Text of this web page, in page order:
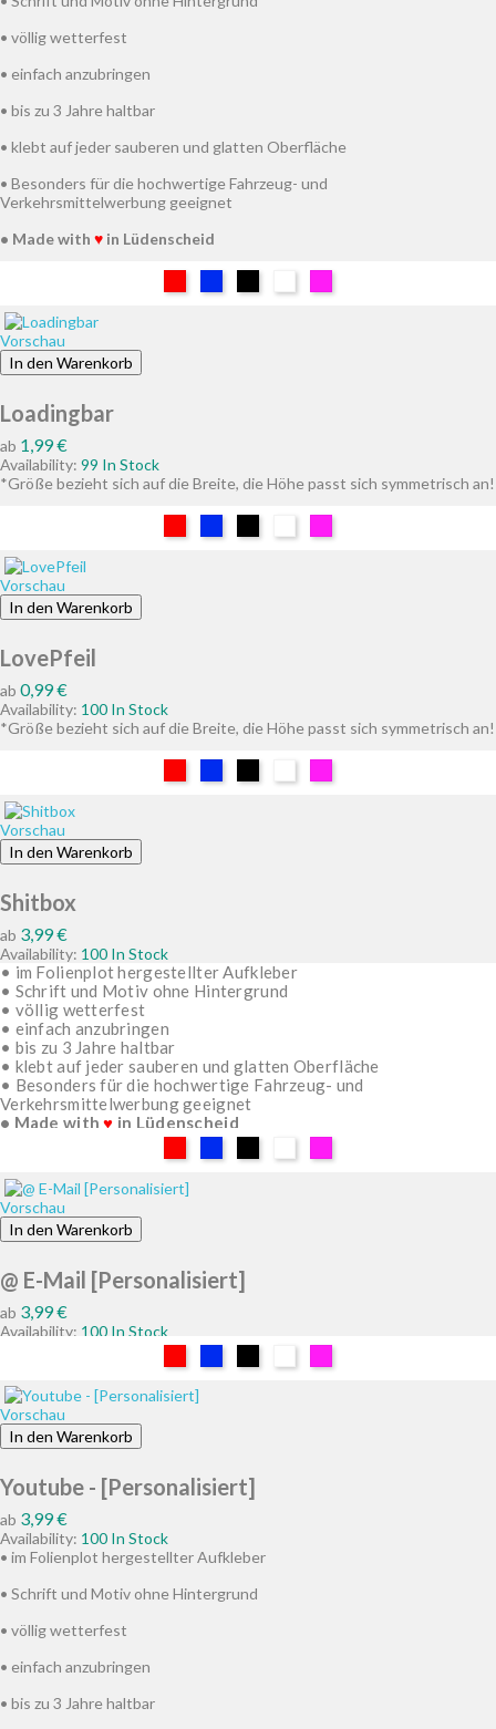
• völlig wetterfest
• einfach anzubringen
• bis zu 3 Jahre haltbar
• klebt auf jeder sauberen und glatten Oberfläche
• Besonders für die hochwertige Fahrzeug- und
Verkehrsmittelwerbung geeignet
• Made with ♥ in Lüdenscheid
Vorschau
In den Warenkorb
Loadingbar
ab Preis
1,99 €
Availability: 99 In Stock
*Größe bezieht sich auf die Breite, die Höhe passt sich symmetrisch an!
Vorschau
In den Warenkorb
LovePfeil
ab Preis
0,99 €
Availability: 100 In Stock
*Größe bezieht sich auf die Breite, die Höhe passt sich symmetrisch an!
Vorschau
In den Warenkorb
Shitbox
ab Preis
3,99 €
Availability: 100 In Stock
• im Folienplot hergestellter Aufkleber
• Schrift und Motiv ohne Hintergrund
• völlig wetterfest
• einfach anzubringen
• bis zu 3 Jahre haltbar
• klebt auf jeder sauberen und glatten Oberfläche
• Besonders für die hochwertige Fahrzeug- und
Verkehrsmittelwerbung geeignet
• Made with♥ in Lüdenscheid
Vorschau
In den Warenkorb
@ E-Mail [Personalisiert]
ab Preis
3,99 €
Availability: 100 In Stock
Vorschau
In den Warenkorb
Youtube - [Personalisiert]
ab Preis
3,99 €
Availability: 100 In Stock
• im Folienplot hergestellter Aufkleber
• Schrift und Motiv ohne Hintergrund
• völlig wetterfest
• einfach anzubringen
• bis zu 3 Jahre haltbar